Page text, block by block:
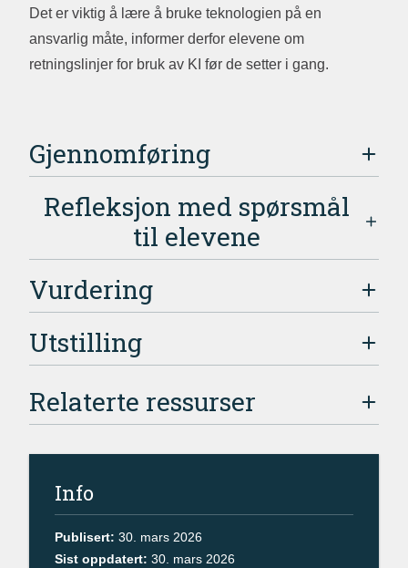
Det er viktig å lære å bruke teknologien på en
ansvarlig måte, informer derfor elevene om
retningslinjer for bruk av KI før de setter i gang.
Gjennomføring
Refleksjon med spørsmål
til elevene
Vurdering
Utstilling
Relaterte ressurser
Info
Publisert: 30. mars 2026
Sist oppdatert: 30. mars 2026